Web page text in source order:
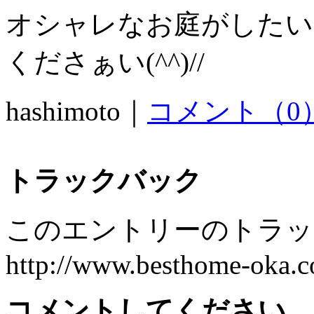
オシャレなお庭がした
くださぁい(^^)//
hashimoto｜
コメント（0
トラックバック
このエントリーのトラ
http://www.besthome-